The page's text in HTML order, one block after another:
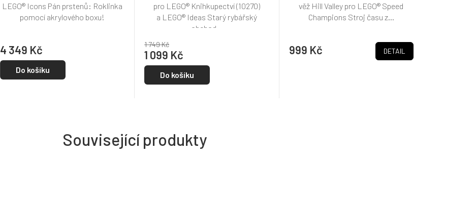
Související produkty
4 349 Kč
Do košíku
LEGO® Icons Pán prstenů: Roklinka
pomocí akrylového boxu!
1 749 Kč
1 099 Kč
Do košíku
pro LEGO® Knihkupectví (10270)
a LEGO® Ideas Starý rybářský
obchod...
999 Kč DETAIL
věž Hill Valley pro LEGO® Speed
Champions Stroj času z...